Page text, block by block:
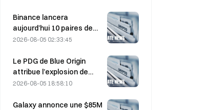
détroit d’Ormuz, prévu le 5
août.
Binance lancera
aujourd’hui 10 paires de
trading bStocks à 20 h 00
2026-08-05 02:33:45
Le PDG de Blue Origin
attribue l’explosion de
New Glenn en mai à une
moteur BE-4
2026-08-05 18:58:10
Galaxy annonce une $85M